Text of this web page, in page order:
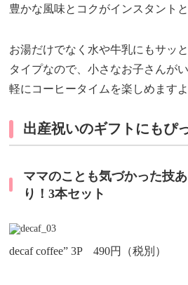
豊かな風味とコクがインスタント
お湯だけでなく水や牛乳にもサッ
タイプなので、小さなお子さんが
軽にコーヒータイムを楽しめますよ
出産祝いのギフトにもぴ
ママのことも気づかった技
り！3本セット
decaf coffee” 3P 490円（税別）